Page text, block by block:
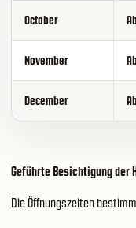
October
November
December
Geführte Besichtigung der
Die Öffnungszeiten